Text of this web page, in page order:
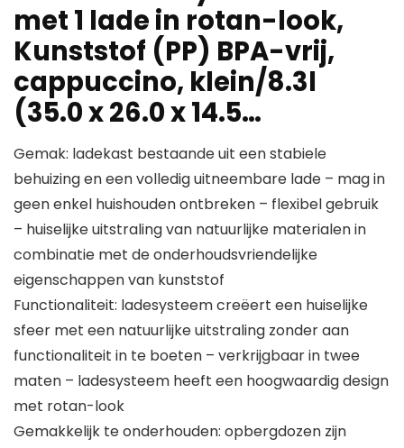
met 1 lade in rotan-look,
Kunststof (PP) BPA-vrij,
cappuccino, klein/8.3l
(35.0 x 26.0 x 14.5…
Gemak: ladekast bestaande uit een stabiele
behuizing en een volledig uitneembare lade – mag in
geen enkel huishouden ontbreken – flexibel gebruik
– huiselijke uitstraling van natuurlijke materialen in
combinatie met de onderhoudsvriendelijke
eigenschappen van kunststof
Functionaliteit: ladesysteem creëert een huiselijke
sfeer met een natuurlijke uitstraling zonder aan
functionaliteit in te boeten – verkrijgbaar in twee
maten – ladesysteem heeft een hoogwaardig design
met rotan-look
Gemakkelijk te onderhouden: opbergdozen zijn